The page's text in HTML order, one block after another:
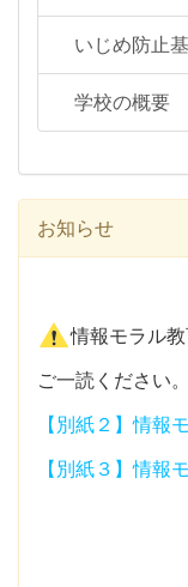
いじめ防止
学校の概要
お知らせ
情報モラル
ご一読ください。
【別紙２】情
【別紙３】情